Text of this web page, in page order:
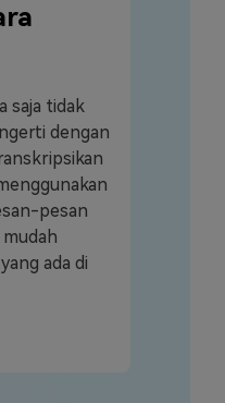
saja tidak
dengan
pesan
ada di